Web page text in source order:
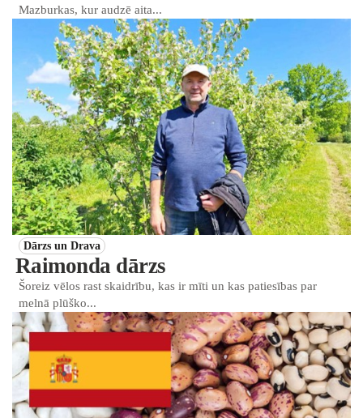
Mazburkas, kur audzē aita...
Dārzs un Drava
Raimonda dārzs
Šoreiz vēlos rast skaidrību, kas ir mīti un kas patiesības par
melnā plūško...